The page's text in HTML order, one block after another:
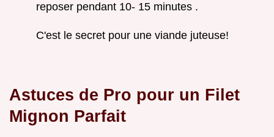
reposer pendant 10- 15 minutes .
C'est le secret pour une viande juteuse!
Astuces de Pro pour un Filet
Mignon Parfait